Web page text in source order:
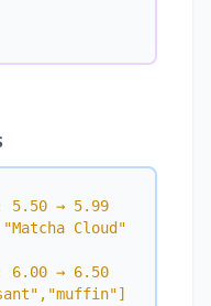
5.50 → 5.99
Cloud"
6.00 → 6.50